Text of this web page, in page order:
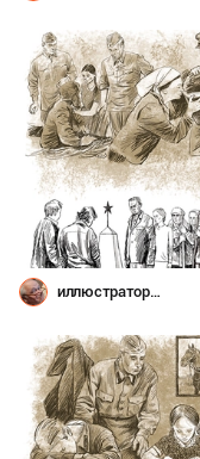
иллюстратор